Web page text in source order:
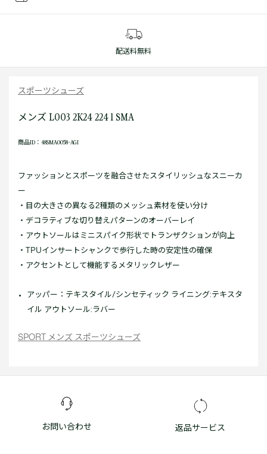
配送料無料
スポーツシューズ
メンズ L003 2K24 224 1 SMA
商品ID：48SMA0058-AGI
ファッションとスポーツを融合させたスタイリッシュなスニーカ
ー
・目の大きさの異なる2種類のメッシュ素材を使い分け
・デコラティブな切り替えパターンのオーバーレイ
・アウトソールはミニスパイク形状でトランザクションが向上
・TPUインサートシャンクで歩行した時の安定性の確保
・アクセントとして機能するメタリックレザー
アッパー：テキスタイル/シンセティック ライニング:テキスタ
イル アウトソール:ラバー
SPORT メンズ スポーツシューズ
お問い合わせ 返品サービス